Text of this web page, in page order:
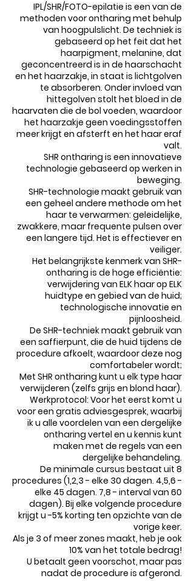
IPL/SHR/FOTO-epilatie is een van de
methoden voor ontharing met behulp
van hoogpulslicht. De techniek is
gebaseerd op het feit dat het
haarpigment, melanine, dat
geconcentreerd is in de haarschacht
en het haarzakje, in staat is lichtgolven
te absorberen. Onder invloed van
hittegolven stolt het bloed in de
haarvaten die de bol voeden, waardoor
het haarzakje geen voedingsstoffen
meer krijgt en afsterft en het haar eraf
valt.
SHR ontharing is een innovatieve
technologie gebaseerd op werken in
beweging.
SHR-technologie maakt gebruik van
een geheel andere methode om het
haar te verwarmen: geleidelijke,
zwakkere, maar frequente pulsen over
een langere tijd. Het is effectiever en
veiliger.
Het belangrijkste kenmerk van SHR-
ontharing is de hoge efficiëntie:
verwijdering van ELK haar op ELK
huidtype en gebied van de huid;
technologische innovatie en
pijnloosheid.
De SHR-techniek maakt gebruik van
een saffierpunt, die de huid tijdens de
procedure afkoelt, waardoor deze nog
comfortabeler wordt;
Met SHR ontharing kunt u elk type haar
verwijderen (zelfs grijs en blond haar).
Werkprotocol: Voor het eerst komt u
voor een gratis adviesgesprek, waarbij
ik u alle voordelen van een dergelijke
ontharing vertel en u kennis kunt
maken met de regels van een
dergelijke behandeling.
De minimale cursus bestaat uit 8
procedures (1,2,3 - elke 30 dagen. 4,5,6 -
elke 45 dagen. 7,8 - interval van 60
dagen). Bij elke volgende procedure
krijgt u -5% korting ten opzichte van de
vorige keer.
Als je 3 of meer zones maakt, heb je ook
10% van het totale bedrag!
U betaalt geen voorschot, maar pas
nadat de procedure is afgerond.